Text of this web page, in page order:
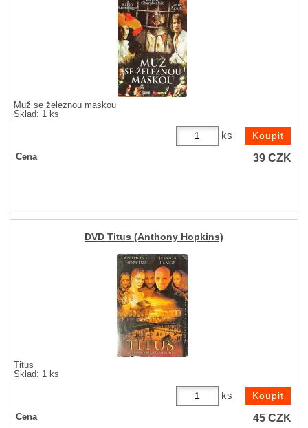
Muž se železnou maskou
Sklad: 1 ks
ks
Cena 39CZK
DVD Titus (Anthony Hopkins)
Titus
Sklad: 1 ks
ks
Cena 45CZK